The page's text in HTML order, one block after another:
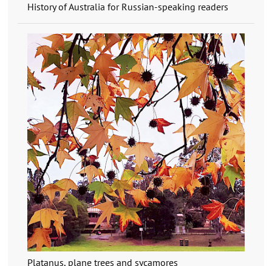
History of Australia for Russian-speaking readers
Platanus, plane trees and sycamores